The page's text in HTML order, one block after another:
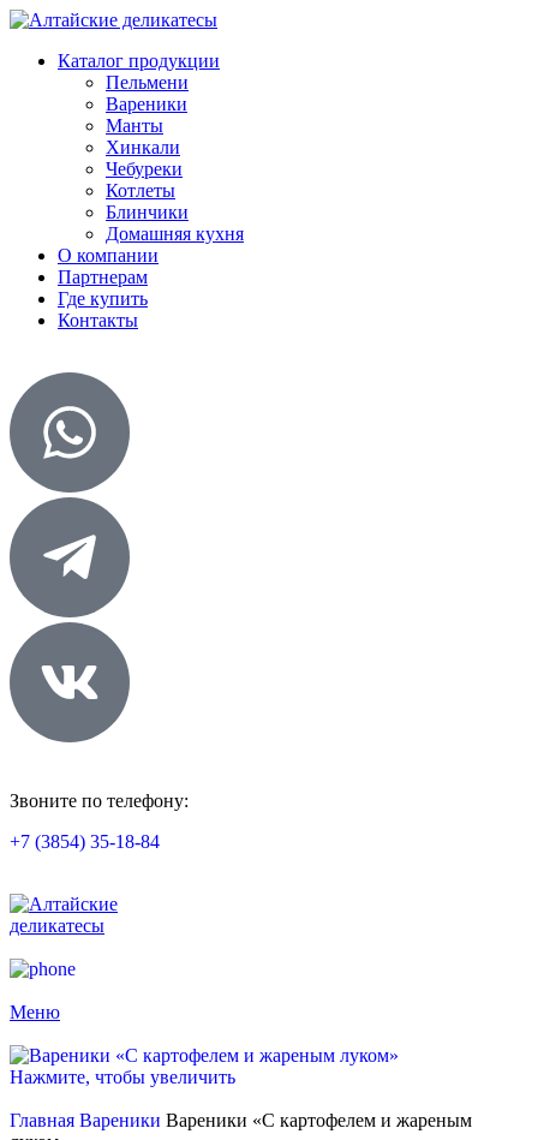
Каталог продукции
Пельмени
Вареники
Манты
Хинкали
Чебуреки
Котлеты
Блинчики
Домашняя кухня
О компании
Партнерам
Где купить
Контакты
Звоните по телефону:
+7 (3854) 35-18-84
Меню
Нажмите, чтобы увеличить
Главная Вареники Вареники «С картофелем и жареным